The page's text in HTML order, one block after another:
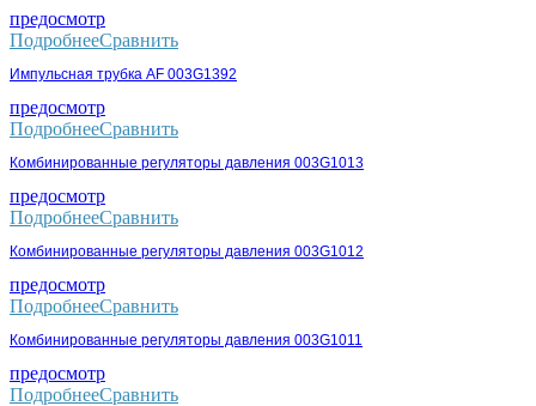
предосмотр
ПодробнееСравнить
Импульсная трубка AF 003G1392
предосмотр
ПодробнееСравнить
Комбинированные регуляторы давления 003G1013
предосмотр
ПодробнееСравнить
Комбинированные регуляторы давления 003G1012
предосмотр
ПодробнееСравнить
Комбинированные регуляторы давления 003G1011
предосмотр
ПодробнееСравнить